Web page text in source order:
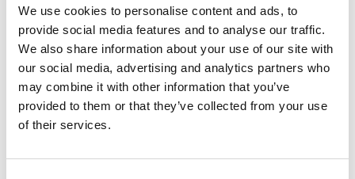
We use cookies to personalise content and ads, to
provide social media features and to analyse our traffic.
We also share information about your use of our site with
our social media, advertising and analytics partners who
may combine it with other information that you’ve
provided to them or that they’ve collected from your use
of their services.
Spannsätze
RfN 8006 010 x 013 mm, G - SST